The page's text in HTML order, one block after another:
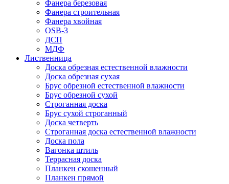
Фанера березовая
Фанера строительная
Фанера хвойная
OSB-3
ДСП
МДФ
Лиственница
Доска обрезная естественной влажности
Доска обрезная сухая
Брус обрезной естественной влажности
Брус обрезной сухой
Строганная доска
Брус сухой строганный
Доска четверть
Строганная доска естественной влажности
Доска пола
Вагонка штиль
Террасная доска
Планкен скошенный
Планкен прямой